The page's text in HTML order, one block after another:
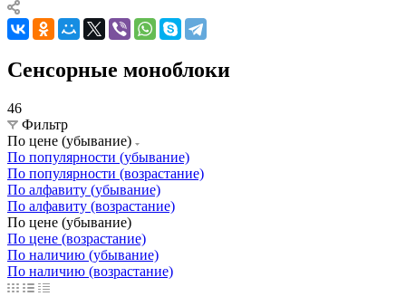
Сенсорные моноблоки
46
Фильтр
По цене (убывание)
По популярности (убывание)
По популярности (возрастание)
По алфавиту (убывание)
По алфавиту (возрастание)
По цене (убывание)
По цене (возрастание)
По наличию (убывание)
По наличию (возрастание)